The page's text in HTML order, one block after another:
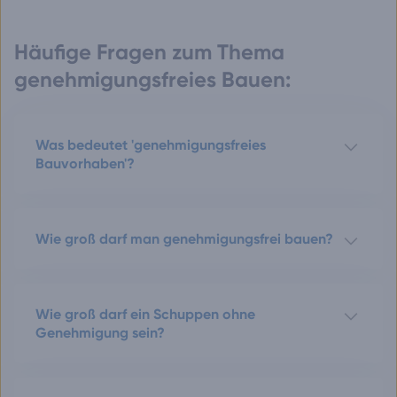
Häufige Fragen zum Thema
genehmigungsfreies Bauen:
Was bedeutet 'genehmigungsfreies
Bauvorhaben'?
Wie groß darf man genehmigungsfrei bauen?
Wie groß darf ein Schuppen ohne
Genehmigung sein?